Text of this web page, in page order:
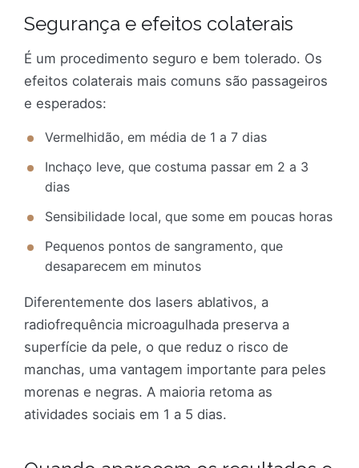
Segurança e efeitos colaterais
É um procedimento seguro e bem tolerado. Os
efeitos colaterais mais comuns são passageiros
e esperados:
Vermelhidão, em média de 1 a 7 dias
Inchaço leve, que costuma passar em 2 a 3
dias
Sensibilidade local, que some em poucas horas
Pequenos pontos de sangramento, que
desaparecem em minutos
Diferentemente dos lasers ablativos, a
radiofrequência microagulhada preserva a
superfície da pele, o que reduz o risco de
manchas, uma vantagem importante para peles
morenas e negras. A maioria retoma as
atividades sociais em 1 a 5 dias.